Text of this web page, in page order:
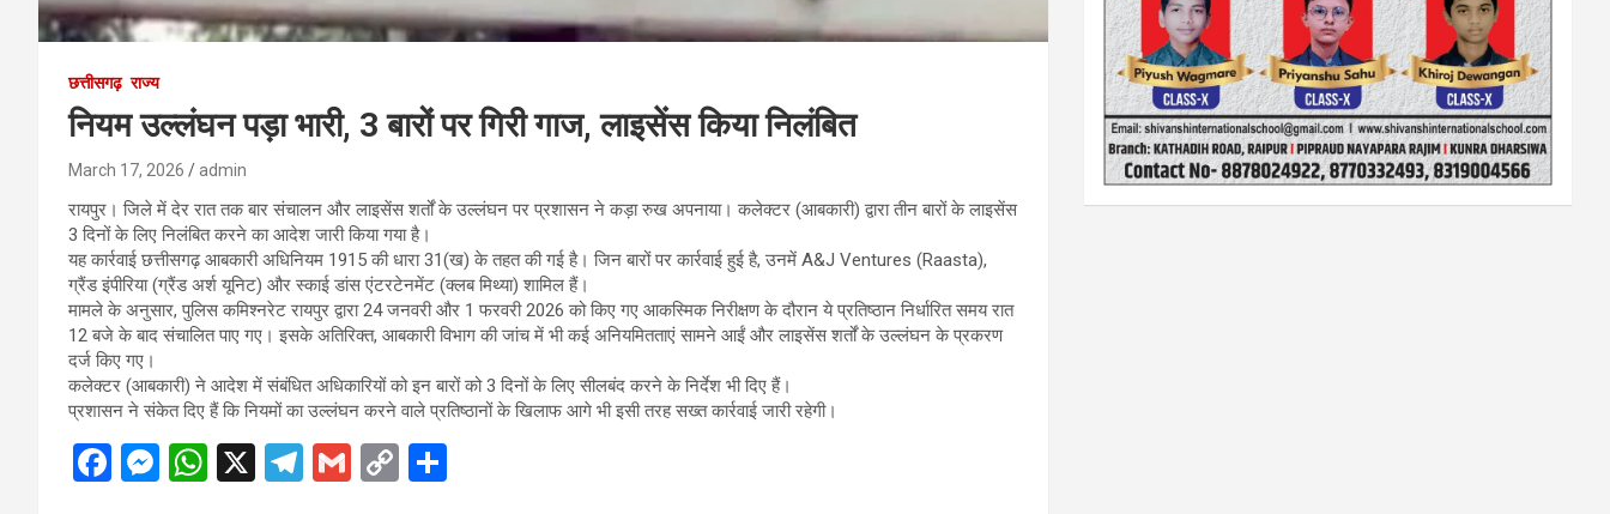
छत्तीसगढ़ राज्य
नियम उल्लंघन पड़ा भारी, 3 बारों पर गिरी गाज, लाइसेंस किया निलंबित
March 17, 2026 admin
रायपुर। जिले में देर रात तक बार संचालन और लाइसेंस शर्तों के उल्लंघन पर प्रशासन ने कड़ा रुख अपनाया। कलेक्टर (आबकारी) द्वारा तीन बारों के लाइसेंस
3 दिनों के लिए निलंबित करने का आदेश जारी किया गया है।
यह कार्रवाई छत्तीसगढ़ आबकारी अधिनियम 1915 की धारा 31(ख) के तहत की गई है। जिन बारों पर कार्रवाई हुई है, उनमें A&J Ventures (Raasta),
ग्रैंड इंपीरिया (ग्रैंड अर्श यूनिट) और स्काई डांस एंटरटेनमेंट (क्लब मिथ्या) शामिल हैं।
मामले के अनुसार, पुलिस कमिश्नरेट रायपुर द्वारा 24 जनवरी और 1 फरवरी 2026 को किए गए आकस्मिक निरीक्षण के दौरान ये प्रतिष्ठान निर्धारित समय रात
12 बजे के बाद संचालित पाए गए। इसके अतिरिक्त, आबकारी विभाग की जांच में भी कई अनियमितताएं सामने आईं और लाइसेंस शर्तों के उल्लंघन के प्रकरण
दर्ज किए गए।
कलेक्टर (आबकारी) ने आदेश में संबंधित अधिकारियों को इन बारों को 3 दिनों के लिए सीलबंद करने के निर्देश भी दिए हैं।
प्रशासन ने संकेत दिए हैं कि नियमों का उल्लंघन करने वाले प्रतिष्ठानों के खिलाफ आगे भी इसी तरह सख्त कार्रवाई जारी रहेगी।
F
M W X
T
G
C